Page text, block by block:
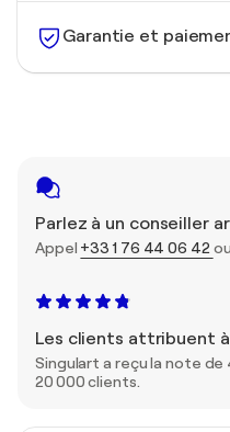
Garantie et
Parlez à un conseiller
Appel +33 1 76 44 06 42
Les clients attribuent
Singulart a reçu la note
20 000 clients.